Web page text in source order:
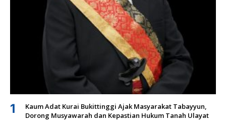
1
Kaum Adat Kurai Bukittinggi Ajak Masyarakat Tabayyun,
Dorong Musyawarah dan Kepastian Hukum Tanah Ulayat